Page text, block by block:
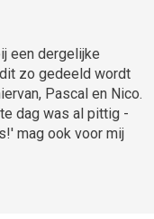
een dergelijke
zo gedeeld wordt
Pascal en Nico.
dag was al pittig -
mag ook voor mij